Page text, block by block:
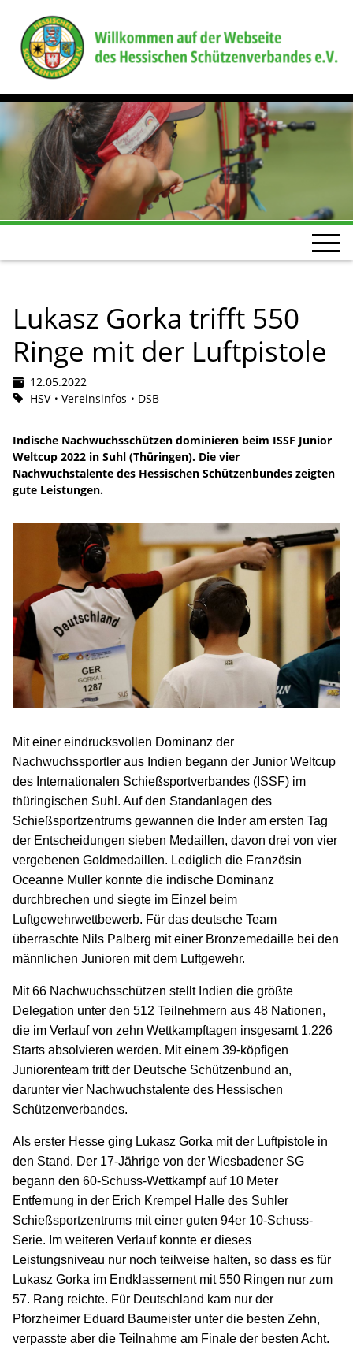
Lukasz Gorka trifft 550
Ringe mit der Luftpistole
12.05.2022
HSV
Vereinsinfos DSB
Indische Nachwuchsschützen dominieren beim ISSF Junior
Weltcup 2022 in Suhl (Thüringen). Die vier
Nachwuchstalente des Hessischen Schützenbundes zeigten
gute Leistungen.
Mit einer eindrucksvollen Dominanz der
Nachwuchssportler aus Indien begann der Junior Weltcup
des Internationalen Schießsportverbandes (ISSF) im
thüringischen Suhl. Auf den Standanlagen des
Schießsportzentrums gewannen die Inder am ersten Tag
der Entscheidungen sieben Medaillen, davon drei von vier
vergebenen Goldmedaillen. Lediglich die Französin
Oceanne Muller konnte die indische Dominanz
durchbrechen und siegte im Einzel beim
Luftgewehrwettbewerb. Für das deutsche Team
überraschte Nils Palberg mit einer Bronzemedaille bei den
männlichen Junioren mit dem Luftgewehr.
Mit 66 Nachwuchsschützen stellt Indien die größte
Delegation unter den 512 Teilnehmern aus 48 Nationen,
die im Verlauf von zehn Wettkampftagen insgesamt 1.226
Starts absolvieren werden. Mit einem 39-köpfigen
Juniorenteam tritt der Deutsche Schützenbund an,
darunter vier Nachwuchstalente des Hessischen
Schützenverbandes.
Als erster Hesse ging Lukasz Gorka mit der Luftpistole in
den Stand. Der 17-Jährige von der Wiesbadener SG
begann den 60-Schuss-Wettkampf auf 10 Meter
Entfernung in der Erich Krempel Halle des Suhler
Schießsportzentrums mit einer guten 94er 10-Schuss-
Serie. Im weiteren Verlauf konnte er dieses
Leistungsniveau nur noch teilweise halten, so dass es für
Lukasz Gorka im Endklassement mit 550 Ringen nur zum
57. Rang reichte. Für Deutschland kam nur der
Pforzheimer Eduard Baumeister unter die besten Zehn,
verpasste aber die Teilnahme am Finale der besten Acht.